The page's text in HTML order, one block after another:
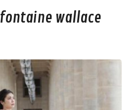
fontaine wallace